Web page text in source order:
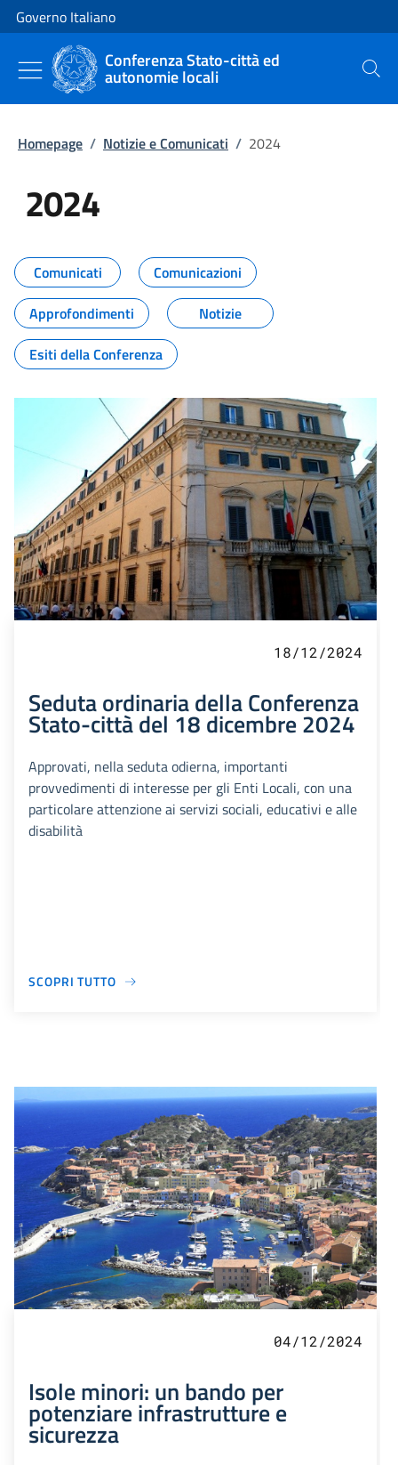
Vai al contenuto
Vai alla navigazione del sito
Governo Italiano
Conferenza Stato-città ed
autonomie locali Cerca
Homepage / Notizie e Comunicati / 2024
2024
Tutti i contenuti della pagina
Comunicati
Comunicazioni
Approfondimenti
Notizie
Esiti della Conferenza
18/12/2024
Seduta ordinaria della Conferenza
Stato-città del 18 dicembre 2024
Approvati, nella seduta odierna, importanti
provvedimenti di interesse per gli Enti Locali, con una
particolare attenzione ai servizi sociali, educativi e alle
disabilità
SCOPRI TUTTO
04/12/2024
Isole minori: un bando per
potenziare infrastrutture e
sicurezza